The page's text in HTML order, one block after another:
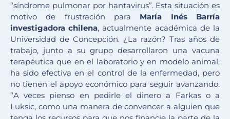
“síndrome pulmonar por hantavirus”. Esta situación es
motivo de frustración para María Inés Barría
investigadora chilena, actualmente académica de la
Universidad de Concepción. ¿La razón? Tras años de
trabajo, junto a su grupo desarrollaron una vacuna
terapéutica que en el laboratorio y en modelo animal,
ha sido efectiva en el control de la enfermedad, pero
no tienen el apoyo económico para seguir avanzando.
“A veces pienso en pedirle el dinero a Farkas o a
Luksic, como una manera de convencer a alguien que